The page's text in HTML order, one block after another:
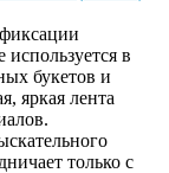
в
букетов и
яркая лента
только с